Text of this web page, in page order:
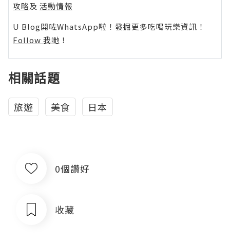
攻略及 活動情報
U Blog開咗WhatsApp啦！發掘更多吃喝玩樂資訊！
Follow 我哋 ！
相關話題
旅遊 美食 日本
0個讚好
收藏